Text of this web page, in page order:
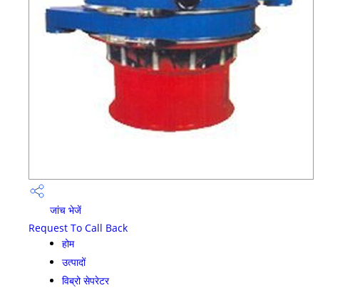
जांच भेजें
Request To Call Back
होम
उत्पादों
विब्रो सेपरेटर